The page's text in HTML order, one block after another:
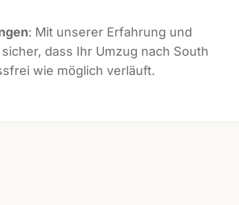
: Mit unserer Erfahrung und
dass Ihr Umzug nach South
wie möglich verläuft.